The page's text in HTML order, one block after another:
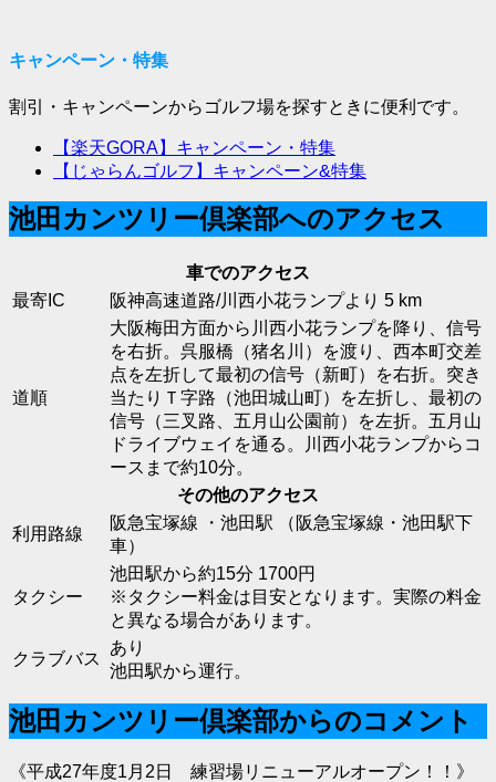
キャンペーン・特集
割引・キャンペーンからゴルフ場を探すときに便利です。
【楽天GORA】キャンペーン・特集
【じゃらんゴルフ】キャンペーン&特集
池田カンツリー倶楽部へのアクセス
車でのアクセス
最寄IC
阪神高速道路/川西小花ランプより 5 km
道順
大阪梅田方面から川西小花ランプを降り、信号
を右折。呉服橋（猪名川）を渡り、西本町交差
点を左折して最初の信号（新町）を右折。突き
当たりＴ字路（池田城山町）を左折し、最初の
信号（三叉路、五月山公園前）を左折。五月山
ドライブウェイを通る。川西小花ランプからコ
ースまで約10分。
その他のアクセス
利用路線
阪急宝塚線 ・池田駅 （阪急宝塚線・池田駅下
車）
タクシー
池田駅から約15分 1700円
※タクシー料金は目安となります。実際の料金
と異なる場合があります。
クラブバス
あり
池田駅から運行。
池田カンツリー倶楽部からのコメント
《平成27年度1月2日 練習場リニューアルオープン！！》